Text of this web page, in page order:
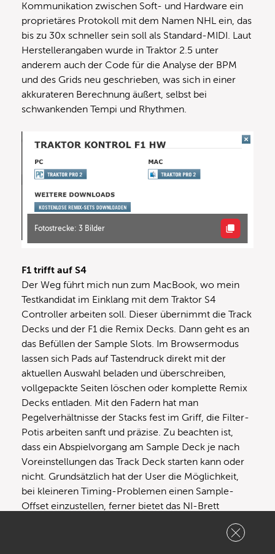
Kommunikation zwischen Soft- und Hardware ein
proprietäres Protokoll mit dem Namen NHL ein, das
bis zu 30x schneller sein soll als Standard-MIDI. Laut
Herstellerangaben wurde in Traktor 2.5 unter
anderem auch der Code für die Analyse der BPM
und des Grids neu geschrieben, was sich in einer
akkurateren Berechnung äußert, selbst bei
schwankenden Tempi und Rhythmen.
Fotostrecke: 3 Bilder
F1 trifft auf S4
Der Weg führt mich nun zum MacBook, wo mein
Testkandidat im Einklang mit dem Traktor S4
Controller arbeiten soll. Dieser übernimmt die Track
Decks und der F1 die Remix Decks. Dann geht es an
das Befüllen der Sample Slots. Im Browsermodus
lassen sich Pads auf Tastendruck direkt mit der
aktuellen Auswahl beladen und überschreiben,
vollgepackte Seiten löschen oder komplette Remix
Decks entladen. Mit den Fadern hat man
Pegelverhältnisse der Stacks fest im Griff, die Filter-
Potis arbeiten sanft und präzise. Zu beachten ist,
dass ein Abspielvorgang am Sample Deck je nach
Voreinstellungen das Track Deck starten kann oder
nicht. Grundsätzlich hat der User die Möglichkeit,
bei kleineren Timing-Problemen einen Sample-
Offset einzustellen, ferner bietet das NI-Brett
Nudging per Encoder an. Anmerken möchte ich an
dieser Stelle noch, dass bei MP3-Sample-Dateien